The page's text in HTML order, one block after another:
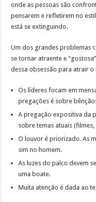
onde as pessoas são
pensarem e refletirem no
está se extinguindo.
Um dos grandes problemas
se tornar atraente e
dessa obsessão para atrair
Os líderes focam em
pregações é sobre
A pregação expositiva da
sobre temas atuais
O louvor é priorizado. As
sim no homem.
As luzes do palco devem
uma boate.
Muita atenção é dada ao